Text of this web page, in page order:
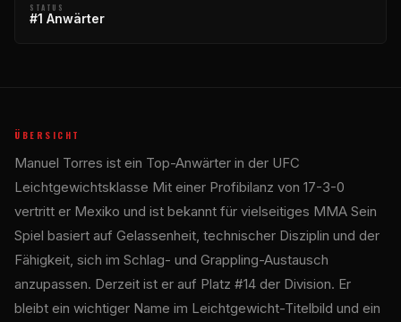
STATUS
#1 Anwärter
ÜBERSICHT
Manuel Torres ist ein Top-Anwärter in der UFC
Leichtgewichtsklasse Mit einer Profibilanz von 17-3-0
vertritt er Mexiko und ist bekannt für vielseitiges MMA Sein
Spiel basiert auf Gelassenheit, technischer Disziplin und der
Fähigkeit, sich im Schlag- und Grappling-Austausch
anzupassen. Derzeit ist er auf Platz #14 der Division. Er
bleibt ein wichtiger Name im Leichtgewicht-Titelbild und ein